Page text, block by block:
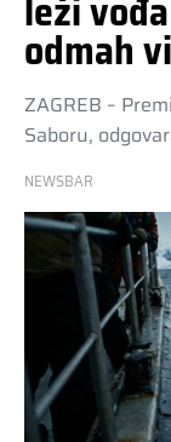
odmah
ZAGREB –
Saboru,
NEWSBAR